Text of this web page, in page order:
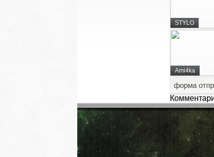
STYLO
Ami4ka
форма